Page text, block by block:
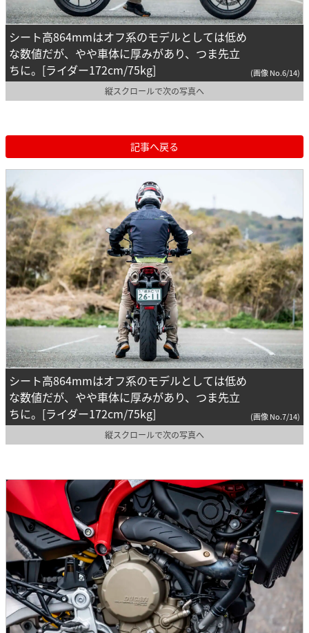
シート高864mmはオフ系のモデルとしては低め
な数値だが、やや車体に厚みがあり、つま先立
ちに。[ライダー172cm/75kg]
(画像 No.6/14)
縦スクロールで次の写真へ
記事へ戻る
シート高864mmはオフ系のモデルとしては低め
な数値だが、やや車体に厚みがあり、つま先立
ちに。[ライダー172cm/75kg]
(画像 No.7/14)
縦スクロールで次の写真へ